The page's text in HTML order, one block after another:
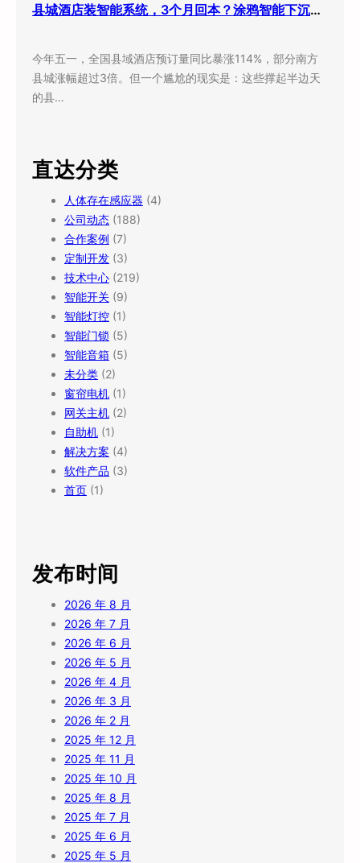
县城酒店装智能系统，3个月回本？涂鸦智能下沉市场打法曝光
今年五一，全国县域酒店预订量同比暴涨114%，部分南方
县城涨幅超过3倍。但一个尴尬的现实是：这些撑起半边天
的县…
直达分类
人体存在感应器 (4)
公司动态 (188)
合作案例 (7)
定制开发 (3)
技术中心 (219)
智能开关 (9)
智能灯控 (1)
智能门锁 (5)
智能音箱 (5)
未分类 (2)
窗帘电机 (1)
网关主机 (2)
自助机 (1)
解决方案 (4)
软件产品 (3)
首页 (1)
发布时间
2026 年 8 月
2026 年 7 月
2026 年 6 月
2026 年 5 月
2026 年 4 月
2026 年 3 月
2026 年 2 月
2025 年 12 月
2025 年 11 月
2025 年 10 月
2025 年 8 月
2025 年 7 月
2025 年 6 月
2025 年 5 月